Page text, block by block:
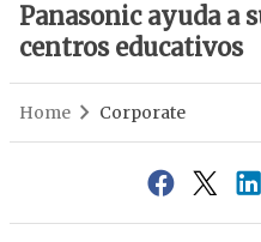
Panasonic ayuda a
centros educativos
Home Corporate